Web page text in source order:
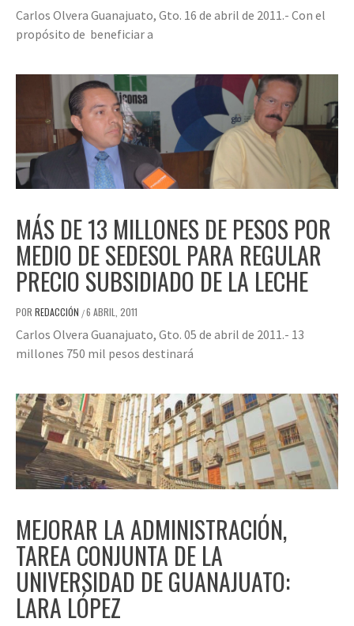
Carlos Olvera Guanajuato, Gto. 16 de abril de 2011.- Con el
propósito de beneficiar a
MÁS DE 13 MILLONES DE PESOS POR
MEDIO DE SEDESOL PARA REGULAR
PRECIO SUBSIDIADO DE LA LECHE
POR REDACCIÓN /6 ABRIL, 2011
Carlos Olvera Guanajuato, Gto. 05 de abril de 2011.- 13
millones 750 mil pesos destinará
MEJORAR LA ADMINISTRACIÓN,
TAREA CONJUNTA DE LA
UNIVERSIDAD DE GUANAJUATO:
LARA LÓPEZ